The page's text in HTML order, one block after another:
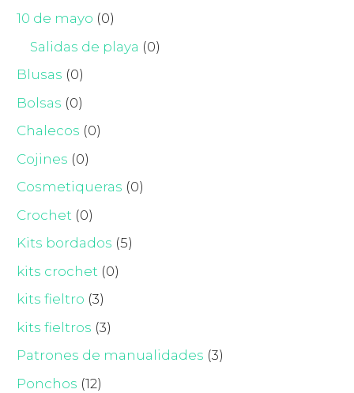
10 de mayo (0)
Salidas de playa (0)
Blusas (0)
Bolsas (0)
Chalecos (0)
Cojines (0)
Cosmetiqueras (0)
Crochet (0)
Kits bordados (5)
kits crochet (0)
kits fieltro (3)
kits fieltros (3)
Patrones de manualidades (3)
Ponchos (12)